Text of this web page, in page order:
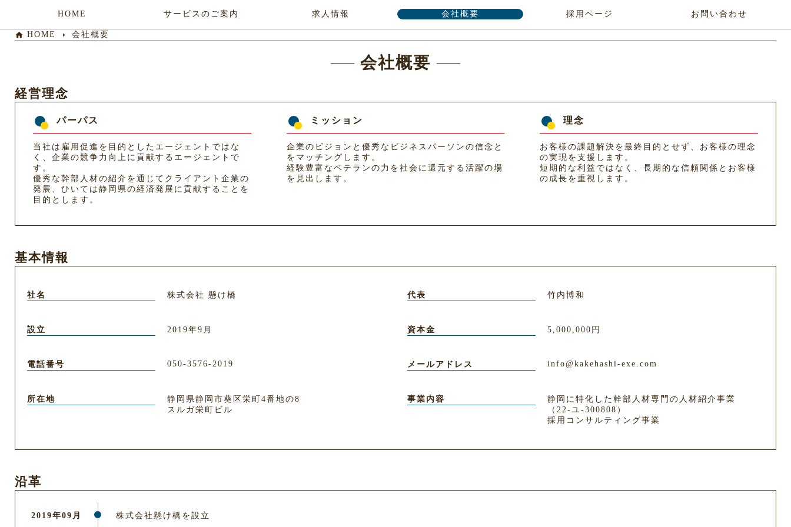
HOME サービスのご案内 求人情報 会社概要 採用ページ お問い合わせ
home HOME arrow_right 会社概要
会社概要
経営理念
パーパス
当社は雇用促進を目的としたエージェントではな
く、企業の競争力向上に貢献するエージェントで
す。
優秀な幹部人材の紹介を通じてクライアント企業の
発展、ひいては静岡県の経済発展に貢献することを
目的とします。
ミッション
企業のビジョンと優秀なビジネスパーソンの信念と
をマッチングします。
経験豊富なベテランの力を社会に還元する活躍の場
を見出します。
理念
お客様の課題解決を最終目的とせず、お客様の理念
の実現を支援します。
短期的な利益ではなく、長期的な信頼関係とお客様
の成長を重視します。
基本情報
社名 株式会社 懸け橋 代表 竹内博和
設立 2019年9月 資本金 5,000,000円
電話番号 050-3576-2019 メールアドレス info@kakehashi-exe.com
所在地
静岡県静岡市葵区栄町4番地の8
スルガ栄町ビル
事業内容
静岡に特化した幹部人材専門の人材紹介事業
（22-ユ-300808）
採用コンサルティング事業
沿革
2019年09月 株式会社懸け橋を設立